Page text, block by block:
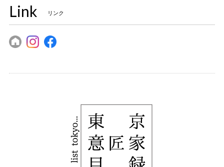
Link リンク